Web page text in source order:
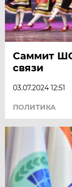
Саммит
связи
03.07.2024 12:51
ПОЛИТИКА